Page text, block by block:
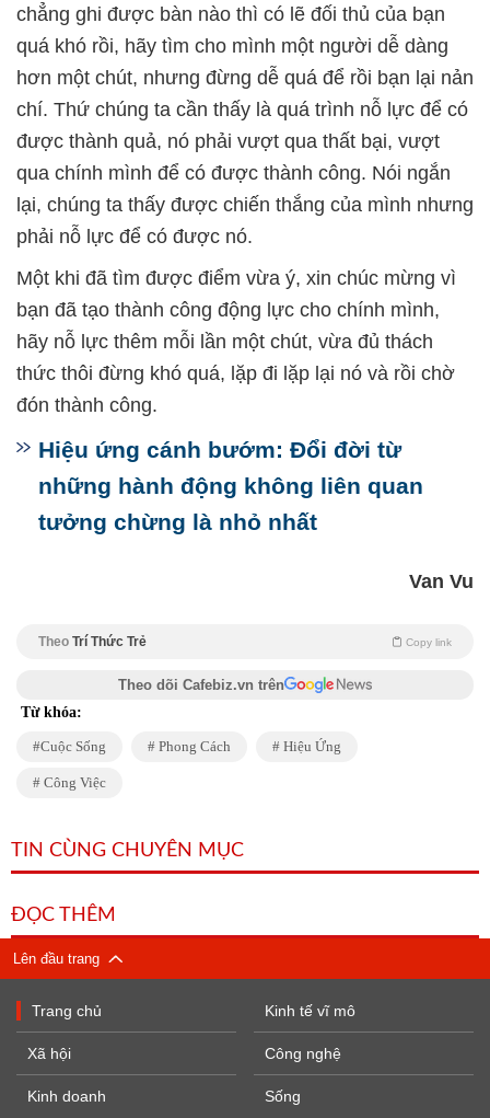
chẳng ghi được bàn nào thì có lẽ đối thủ của bạn
quá khó rồi, hãy tìm cho mình một người dễ dàng
hơn một chút, nhưng đừng dễ quá để rồi bạn lại nản
chí. Thứ chúng ta cần thấy là quá trình nỗ lực để có
được thành quả, nó phải vượt qua thất bại, vượt
qua chính mình để có được thành công. Nói ngắn
lại, chúng ta thấy được chiến thắng của mình nhưng
phải nỗ lực để có được nó.
Một khi đã tìm được điểm vừa ý, xin chúc mừng vì
bạn đã tạo thành công động lực cho chính mình,
hãy nỗ lực thêm mỗi lần một chút, vừa đủ thách
thức thôi đừng khó quá, lặp đi lặp lại nó và rồi chờ
đón thành công.
Hiệu ứng cánh bướm: Đổi đời từ
những hành động không liên quan
tưởng chừng là nhỏ nhất
Van Vu
Theo Trí Thức Trẻ Copy link
Theo dõi Cafebiz.vn trên
Từ khóa:
Cuộc Sống Phong Cách Hiệu Ứng
Công Việc
TIN CÙNG CHUYÊN MỤC
ĐỌC THÊM
Lên đầu trang
Trang chủ
Xã hội
Kinh doanh
Kinh tế vĩ mô
Công nghệ
Sống